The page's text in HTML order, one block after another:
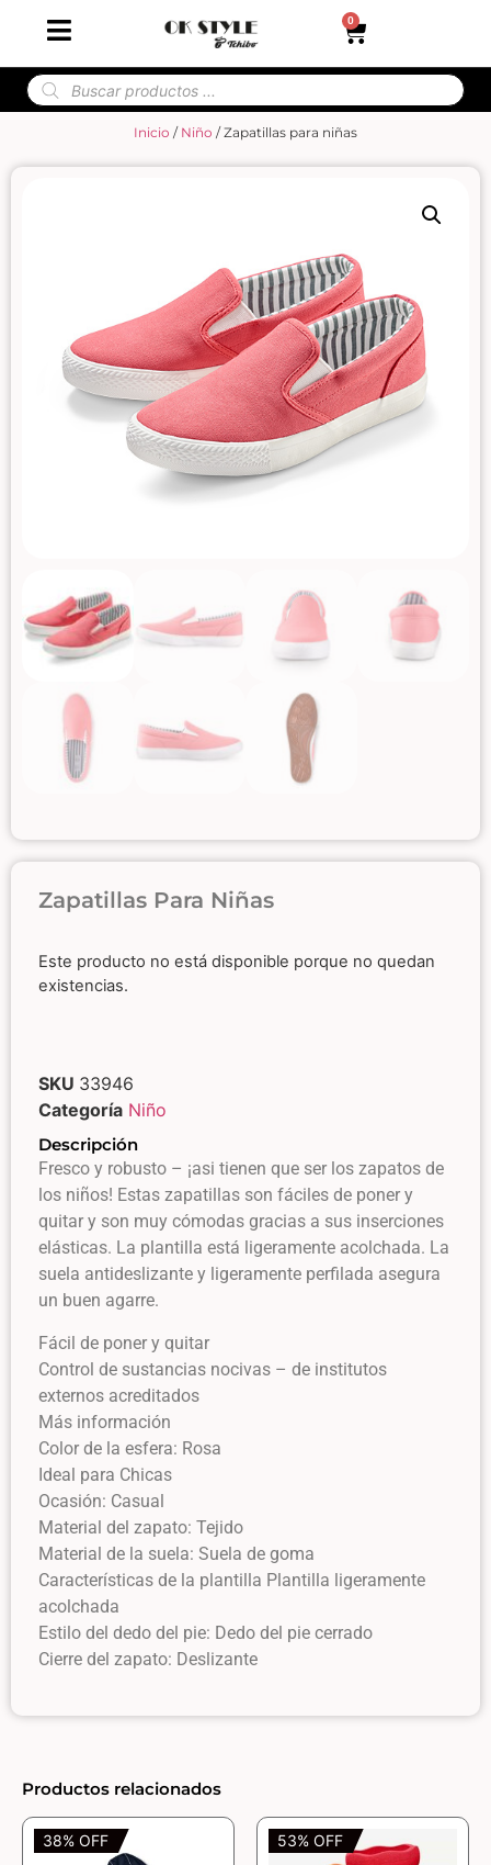
0
Inicio / Niño / Zapatillas para niñas
Zapatillas Para Niñas
Este producto no está disponible porque no quedan
existencias.
SKU 33946
Categoría Niño
Descripción
Fresco y robusto – ¡asi tienen que ser los zapatos de
los niños! Estas zapatillas son fáciles de poner y
quitar y son muy cómodas gracias a sus inserciones
elásticas. La plantilla está ligeramente acolchada. La
suela antideslizante y ligeramente perfilada asegura
un buen agarre.
Fácil de poner y quitar
Control de sustancias nocivas – de institutos
externos acreditados
Más información
Color de la esfera: Rosa
Ideal para Chicas
Ocasión: Casual
Material del zapato: Tejido
Material de la suela: Suela de goma
Características de la plantilla Plantilla ligeramente
acolchada
Estilo del dedo del pie: Dedo del pie cerrado
Cierre del zapato: Deslizante
Productos relacionados
38% OFF 53% OFF